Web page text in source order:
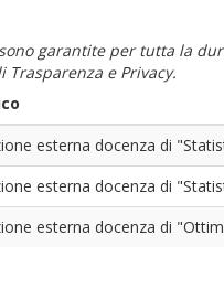
garantite per tutta la
e Privacy.
esterna docenza di
esterna docenza di
esterna docenza di